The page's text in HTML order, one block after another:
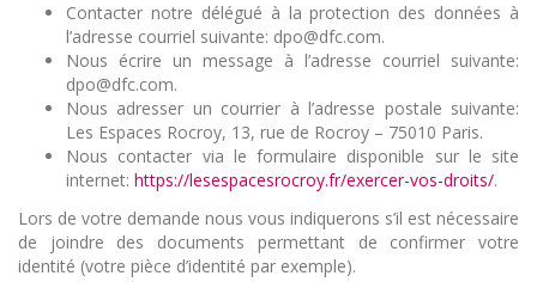
Contacter notre délégué à la protection des données à
l’adresse courriel suivante: dpo@dfc.com.
Nous écrire un message à l’adresse courriel suivante:
dpo@dfc.com.
Nous adresser un courrier à l’adresse postale suivante:
Les Espaces Rocroy, 13, rue de Rocroy – 75010 Paris.
Nous contacter via le formulaire disponible sur le site
internet: https://lesespacesrocroy.fr/exercer-vos-droits/.
Lors de votre demande nous vous indiquerons s’il est nécessaire
de joindre des documents permettant de confirmer votre
identité (votre pièce d’identité par exemple).